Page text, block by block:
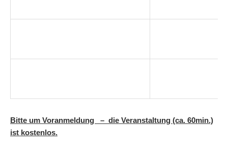
Bitte um Voranmeldung – die Veranstaltung (ca. 60min.)
ist kostenlos.